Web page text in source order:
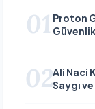
01 Proton
02Ali Naci
Saygı